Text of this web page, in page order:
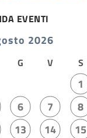
EVENTI
2026
G V S
1
6 7 8
13 14 15